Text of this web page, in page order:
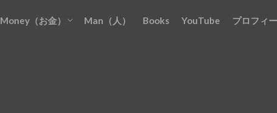
Money（お金） Man（人） Books YouTube プロフィ